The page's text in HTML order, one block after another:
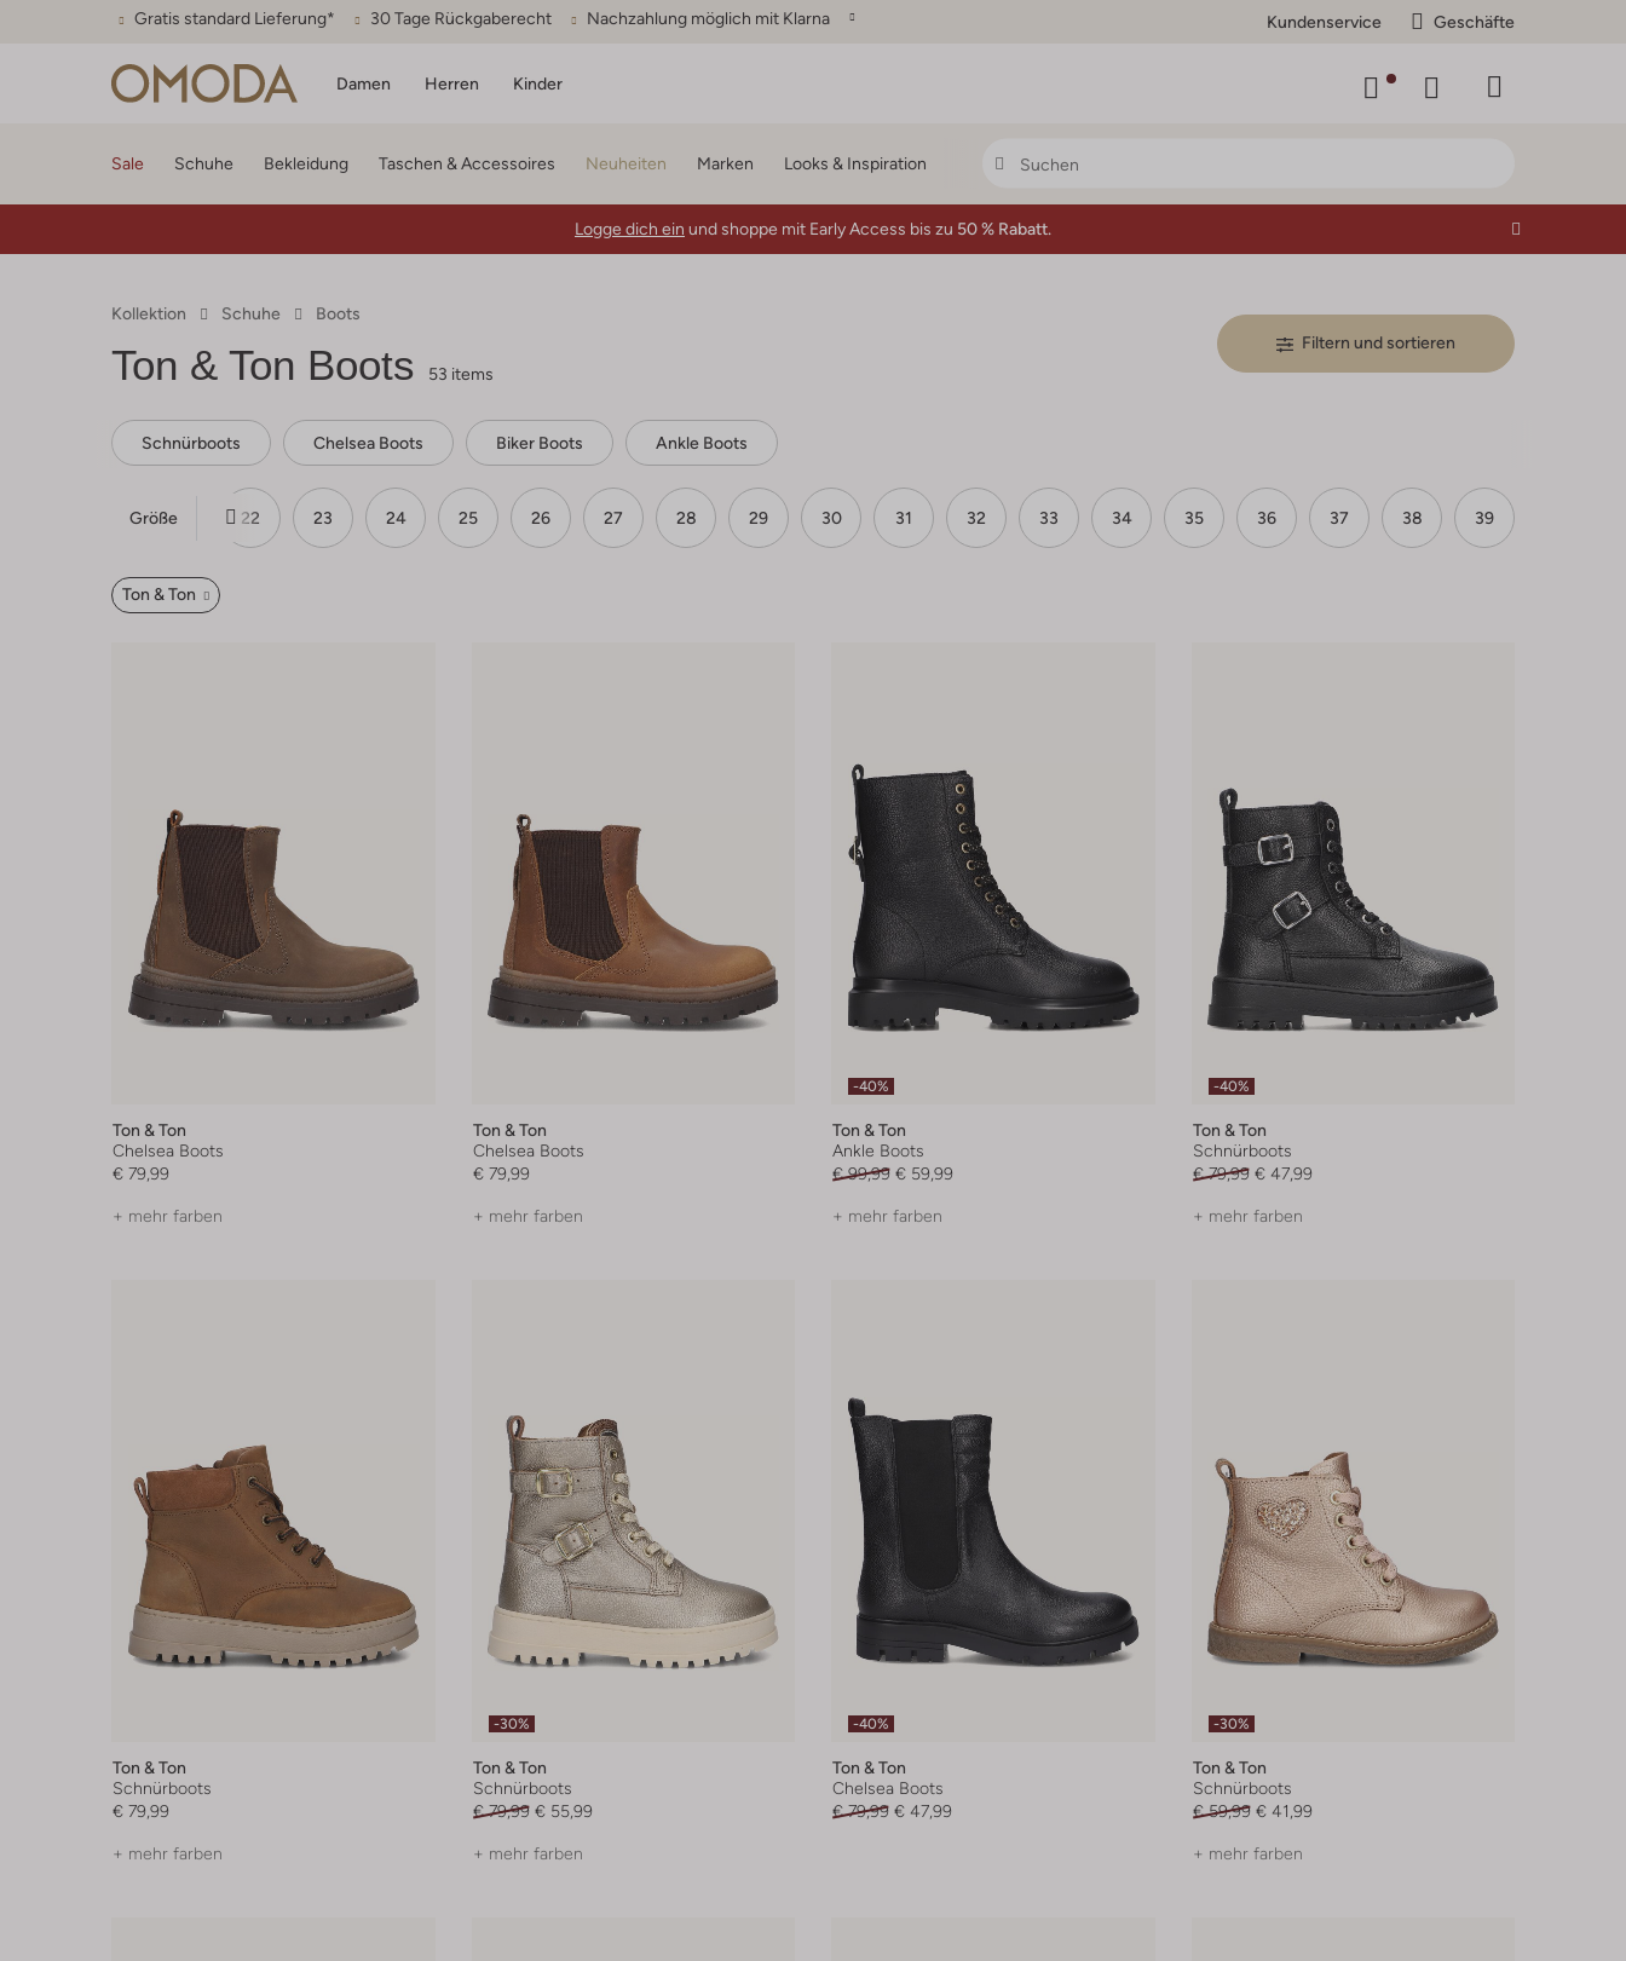
Gratis standard Lieferung* 30 Tage Rückgaberecht Nachzahlung möglich mit Klarna Kundenservice Geschäfte
Damen Herren Kinder
Sale Schuhe Bekleidung Taschen & Accessoires Neuheiten Marken Looks & Inspiration
Logge dich ein und shoppe mit Early Access bis zu 50 % Rabatt.
Kollektion Schuhe Boots
Ton & Ton Boots 53 items
Filtern und sortieren
Schnürboots Chelsea Boots Biker Boots Ankle Boots
Größe
21 22 23 24 25 26 27 28 29 30 31 32 33 34 35 36 37 38 39
Ton & Ton
Ton & Ton
Chelsea Boots
€ 79,99
+ mehr farben
Ton & Ton
Chelsea Boots
€ 79,99
+ mehr farben
-40%
Ton & Ton
Ankle Boots
€ 99,99 € 59,99
+ mehr farben
-40%
Ton & Ton
Schnürboots
€ 79,99 € 47,99
+ mehr farben
Ton & Ton
Schnürboots
€ 79,99
+ mehr farben
-30%
Ton & Ton
Schnürboots
€ 79,99 € 55,99
+ mehr farben
-40%
Ton & Ton
Chelsea Boots
€ 79,99 € 47,99
-30%
Ton & Ton
Schnürboots
€ 59,99 € 41,99
+ mehr farben